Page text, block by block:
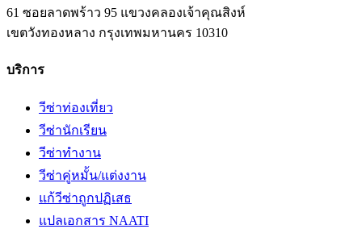
61 ซอยลาดพร้าว 95 แขวงคลองเจ้าคุณสิงห์
เขตวังทองหลาง กรุงเทพมหานคร 10310
บริการ
วีซ่าท่องเที่ยว
วีซ่านักเรียน
วีซ่าทำงาน
วีซ่าคู่หมั้น/แต่งงาน
แก้วีซ่าถูกปฏิเสธ
แปลเอกสาร NAATI